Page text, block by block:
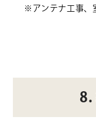
※アンテナ工事、
8.